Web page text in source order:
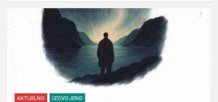
AKTUELNO IZDVOJENO